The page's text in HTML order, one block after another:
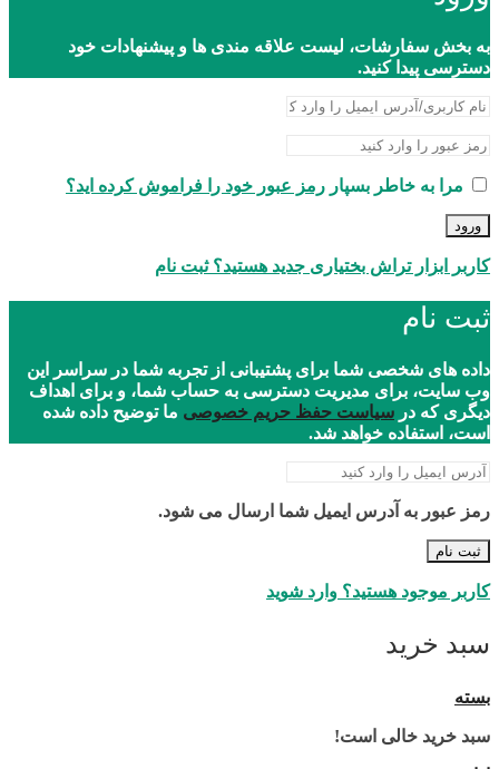
به بخش سفارشات، لیست علاقه مندی ها و پیشنهادات خود
دسترسی پیدا کنید.
مرا به خاطر بسپار رمز عبور خود را فراموش کرده اید؟
ورود
کاربر ابزار تراش بختیاری جدید هستید؟ ثبت نام
ثبت نام
داده های شخصی شما برای پشتیبانی از تجربه شما در سراسر این
وب سایت، برای مدیریت دسترسی به حساب شما، و برای اهداف
دیگری که در سیاست حفظ حریم خصوصی ما توضیح داده شده
است، استفاده خواهد شد.
رمز عبور به آدرس ایمیل شما ارسال می شود.
ثبت نام
کاربر موجود هستید؟ وارد شوید
سبد خرید
بسته
سبد خرید خالی است!